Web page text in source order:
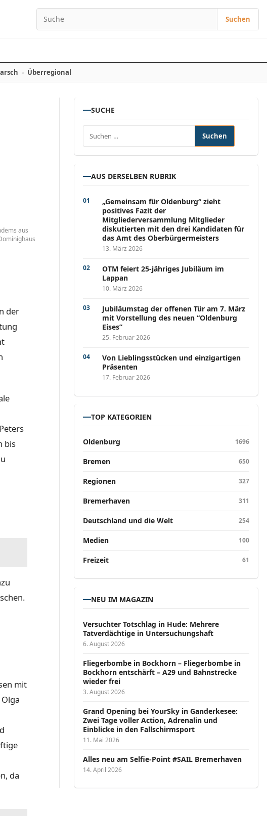
Suchen nach:
Suchen
Überregional
aus
der
bis
mit
da
SUCHE
Suchen nach:
AUS DERSELBEN RUBRIK
„Gemeinsam für Oldenburg“ zieht
positives Fazit der
Mitgliederversammlung Mitglieder
diskutierten mit den drei Kandidaten für
das Amt des Oberbürgermeisters
13. März 2026
OTM feiert 25-jähriges Jubiläum im
Lappan
10. März 2026
Jubiläumstag der offenen Tür am 7. März
mit Vorstellung des neuen “Oldenburg
Eises”
25. Februar 2026
Von Lieblingsstücken und einzigartigen
Präsenten
17. Februar 2026
TOP KATEGORIEN
Oldenburg 1696
Bremen 650
Regionen 327
Bremerhaven 311
Deutschland und die Welt 254
Medien 100
Freizeit 61
NEU IM MAGAZIN
Versucht­er Totschlag in Hude: Mehrere
Tatverdächtige in Untersuchungshaft
6. August 2026
Fliegerbombe in Bockhorn – Fliegerbombe in
Bockhorn entschärft – A29 und Bahnstrecke
wieder frei
3. August 2026
Grand Opening bei YourSky in Ganderkesee:
Zwei Tage voller Action, Adrenalin und
Einblicke in den Fallschirmsport
11. Mai 2026
Alles neu am Selfie-Point #SAIL Bremerhaven
14. April 2026